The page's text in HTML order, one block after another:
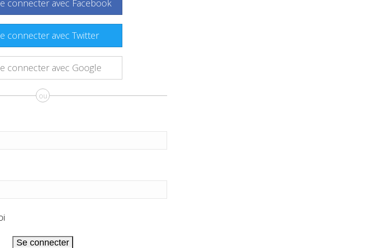
connecter avec Facebook
connecter avec Twitter
connecter avec Google
ou
Se connecter